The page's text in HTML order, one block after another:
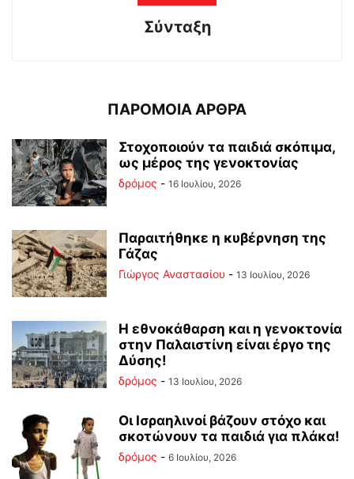
Σύνταξη
ΠΑΡΟΜΟΙΑ ΑΡΘΡΑ
Στοχοποιούν τα παιδιά σκόπιμα,
ως μέρος της γενοκτονίας
δρόμος - 16 Ιουλίου, 2026
Παραιτήθηκε η κυβέρνηση της
Γάζας
Γιώργος Αναστασίου - 13 Ιουλίου, 2026
Η εθνοκάθαρση και η γενοκτονία
στην Παλαιστίνη είναι έργο της
Δύσης!
δρόμος - 13 Ιουλίου, 2026
Οι Ισραηλινοί βάζουν στόχο και
σκοτώνουν τα παιδιά για πλάκα!
δρόμος - 6 Ιουλίου, 2026